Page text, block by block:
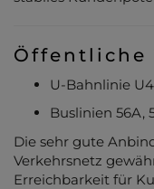
Öffentliche
U-Bahnlinie
Buslinien 56A,
Die sehr gute
Verkehrsnetz
Erreichbarkeit für